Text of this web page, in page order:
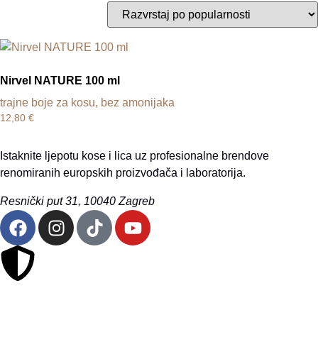
Nirvel NATURE 100 ml
trajne boje za kosu, bez amonijaka
12,80 €
Istaknite ljepotu kose i lica uz profesionalne brendove
renomiranih europskih proizvođača i laboratorija.
Resnički put 31, 10040 Zagreb